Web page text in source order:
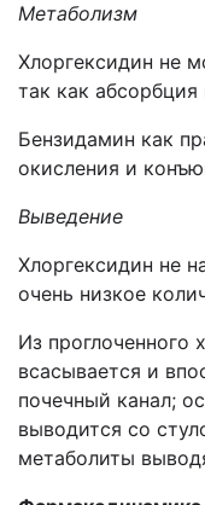
Метаболизм
Хлоргексидин не
так как
Бензидамин как
окисления и
Выведение
Хлоргексидин не
очень низкое
Из проглоченного
всасывается и
почечный канал;
выводится со
метаболиты